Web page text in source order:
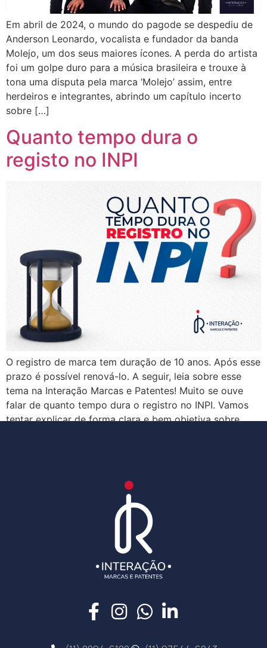
Em abril de 2024, o mundo do pagode se despediu de
Anderson Leonardo, vocalista e fundador da banda
Molejo, um dos seus maiores ícones. A perda do artista
foi um golpe duro para a música brasileira e trouxe à
tona uma disputa pela marca ‘Molejo’ assim, entre
herdeiros e integrantes, abrindo um capítulo incerto
sobre […]
Quanto tempo dura o
registo no INPI
O registro de marca tem duração de 10 anos. Após esse
prazo é possível renová-lo. A seguir, leia sobre esse
tema na Interação Marcas e Patentes! Muito se ouve
falar de quanto tempo dura o registro no INPI. Vamos
tentar explicar de forma clara e bem objetiva sobre